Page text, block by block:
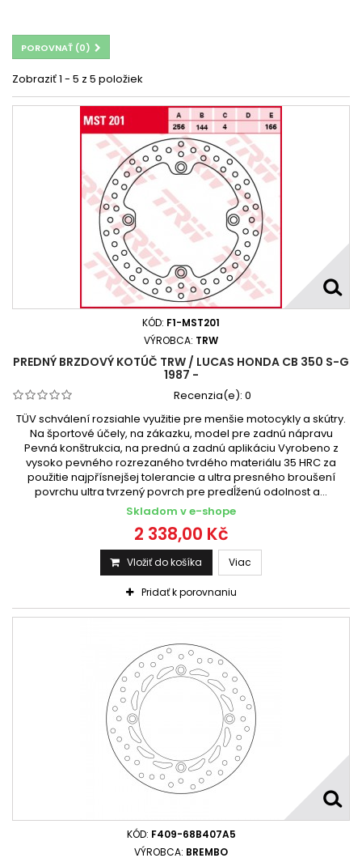
POROVNAŤ (0)
Zobraziť 1 - 5 z 5 položiek
KÓD: F1-MST201
VÝROBCA: TRW
PREDNÝ BRZDOVÝ KOTÚČ TRW / LUCAS HONDA CB 350 S-G
1987 -
Recenzia(e): 0
TÜV schválení rozsiahle využitie pre menšie motocykly a skútry.
Na športové účely, na zákazku, model pre zadnú nápravu
Pevná konštrukcia, na prednú a zadnú aplikáciu Vyrobeno z
vysoko pevného rozrezaného tvrdého materiálu 35 HRC za
použitie najpřísnejšej tolerancie a ultra presného broušení
povrchu ultra tvrzený povrch pre predĺženú odolnost a...
Skladom v e-shope
2 338,00 Kč
Vložiť do košíka Viac
Pridať k porovnaniu
KÓD: F409-68B407A5
VÝROBCA: BREMBO